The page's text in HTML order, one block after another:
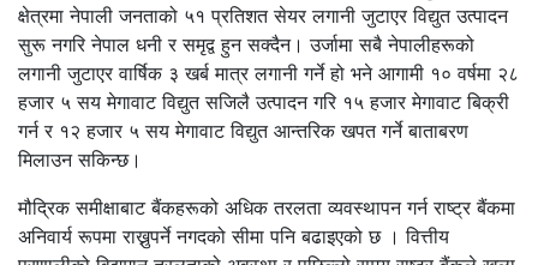
क्षेत्रमा नेपाली जनताको ५१ प्रतिशत सेयर लगानी जुटाएर विद्युत उत्पादन
सुरू नगरि नेपाल धनी र समृद्व हुन सक्दैन। उर्जामा सबै नेपालीहरूको
लगानी जुटाएर वार्षिक ३ खर्ब मात्र लगानी गर्ने हो भने आगामी १० वर्षमा २८
हजार ५ सय मेगावाट विद्युत सजिलै उत्पादन गरि १५ हजार मेगावाट बिक्री
गर्न र १२ हजार ५ सय मेगावाट विद्युत आन्तरिक खपत गर्ने बाताबरण
मिलाउन सकिन्छ।
मौद्रिक समीक्षाबाट बैंकहरूको अधिक तरलता व्यवस्थापन गर्न राष्ट्र बैंकमा
अनिवार्य रूपमा राख्नुपर्ने नगदको सीमा पनि बढाइएको छ । वित्तीय